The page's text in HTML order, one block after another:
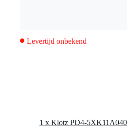
Levertijd onbekend